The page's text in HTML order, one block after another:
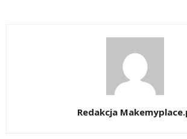
Redakcja